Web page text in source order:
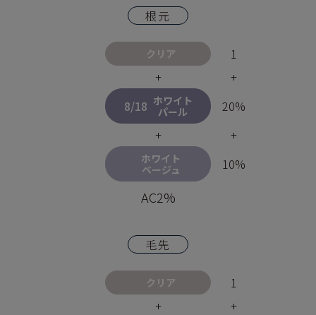
根元
クリア
1
+
+
8/18 ホワイト
パール
20%
+
+
ホワイト
ベージュ
10%
AC2%
毛先
クリア
1
+
+